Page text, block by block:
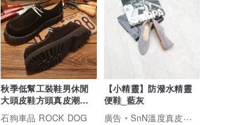
秋季低幫工裝鞋男休閒
大頭皮鞋方頭真皮潮流
馬丁靴
石狗車品 ROCK DOG
【小精靈】防潑水精靈
便鞋_藍灰
廣告
SnN溫度真皮手工鞋